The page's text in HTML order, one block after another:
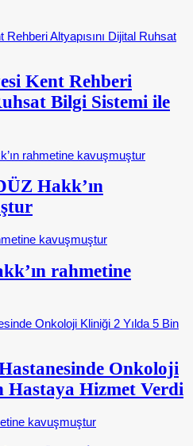
Kent Rehberi
Bilgi Sistemi ile
Hakk’ın
rahmetine
Onkoloji
Hastaya Hizmet Verdi